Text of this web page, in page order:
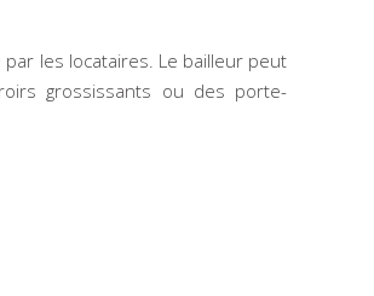
par les locataires. Le bailleur peut
grossissants ou des porte-